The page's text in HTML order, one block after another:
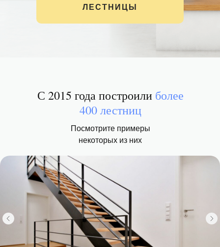
ЛЕСТНИЦЫ
С 2015 года построили более
400 лестниц
Посмотрите примеры
некоторых из них